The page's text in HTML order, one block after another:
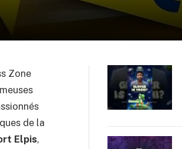
Zone
de la
Elpis,